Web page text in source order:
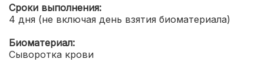
Сроки выполнения:
4 дня (не включая день взятия биоматериала)
Биоматериал:
Сыворотка крови